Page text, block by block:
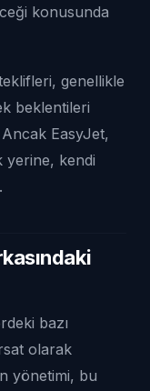
konusunda
genellikle
beklentileri
EasyJet,
yerine, kendi
bazı
olarak
yönetimi, bu